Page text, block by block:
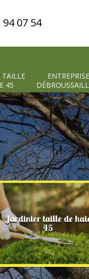
94 07 54
TAILLE
45
Jardinier taille de
45